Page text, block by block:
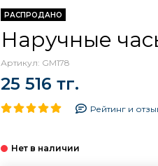
РАСПРОДАНО
Наручные
Артикул: GM178
25 516 тг.
Рейтинг и